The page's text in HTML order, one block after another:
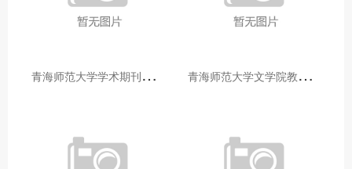
青
海师范大学学术期刊两个专栏入选2025年青海省期刊重点专栏 青
海师范大学文学院教师赴山东省相关高校和学术机构交流学习